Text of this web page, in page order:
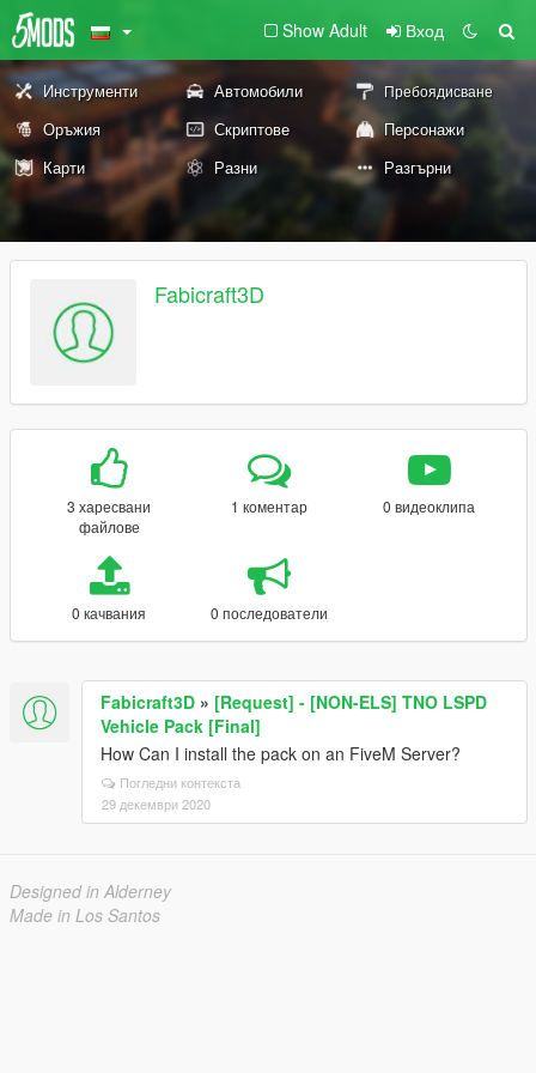
Show Adult Вход
Инструменти Автомобили Пребоядисване
Оръжия Скриптове
Персонажи
Карти
Разни Разгърни
Fabicraft3D
3 харесвани
файлове
1 коментар 0 видеоклипа
0 качвания 0 последователи
Fabicraft3D » [Request] - [NON-ELS] TNO LSPD
Vehicle Pack [Final]
How Can I install the pack on an FiveM Server?
Погледни контекста
29 декември 2020
Designed in Alderney
Made in Los Santos